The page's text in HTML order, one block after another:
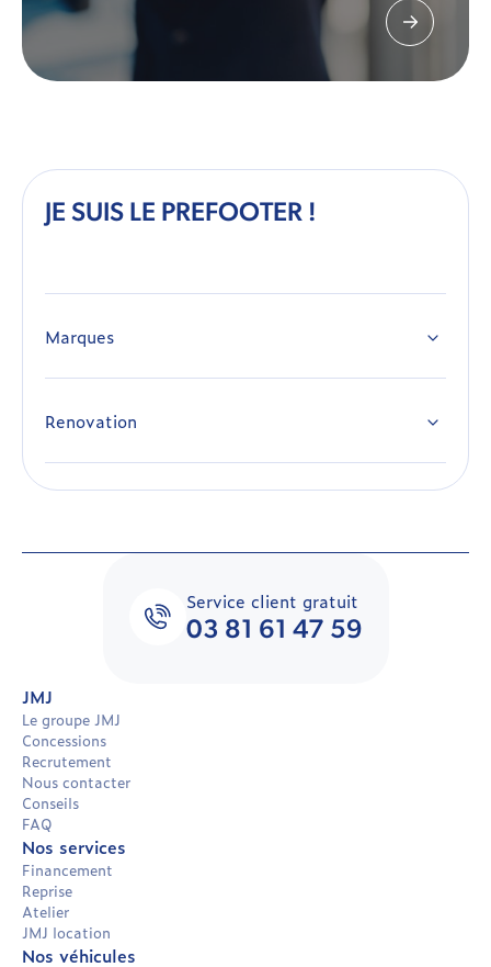
JE SUIS LE PREFOOTER !
Marques
Renovation
2
Service client gratuit
03 81 61 47 59
JMJ
Le groupe JMJ
Concessions
Recrutement
Nous contacter
Conseils
FAQ
Nos services
Financement
Reprise
Atelier
JMJ location
Nos véhicules